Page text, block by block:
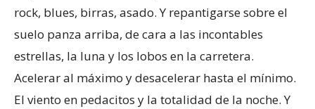
rock, blues, birras, asado. Y repantigarse sobre el
suelo panza arriba, de cara a las incontables
estrellas, la luna y los lobos en la carretera.
Acelerar al máximo y desacelerar hasta el mínimo.
El viento en pedacitos y la totalidad de la noche. Y